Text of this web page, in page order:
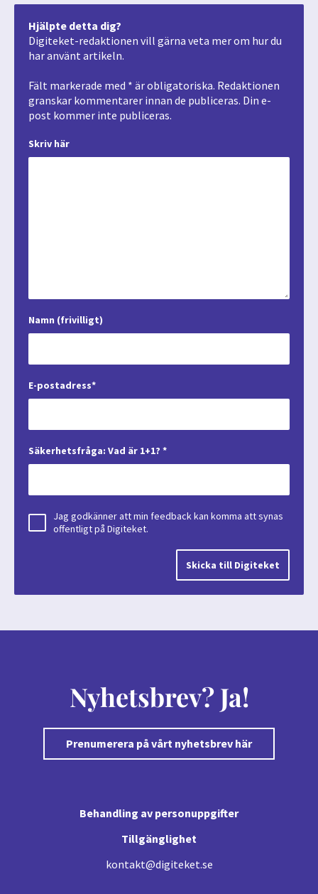
Hjälpte detta dig?
Digiteket-redaktionen vill gärna veta mer om hur du
har använt artikeln.
Fält markerade med * är obligatoriska. Redaktionen
granskar kommentarer innan de publiceras. Din e-
post kommer inte publiceras.
Skriv här
Namn (frivilligt)
E-postadress*
Säkerhetsfråga: Vad är 1+1? *
Jag godkänner att min feedback kan komma att synas
offentligt på Digiteket.
Behandling av personuppgifter
Tillgänglighet
kontakt@digiteket.se
Nyhetsbrev? Ja!
Prenumerera på vårt nyhetsbrev här